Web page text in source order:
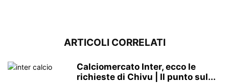
ARTICOLI CORRELATI
Calciomercato Inter, ecco le
richieste di Chivu | Il punto sul...